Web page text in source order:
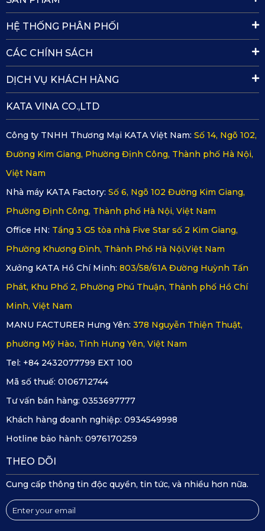
hiệu quả. Thảm Sàn Ô Tô 360 Mercedes GLS 450 4Matic 2024
đáp ứng hoàn hảo nhờ bề mặt chống bám bụi và chống thấm.
Bạn chỉ cần lau nhẹ bằng khăn ẩm hoặc hút bụi là thảm sạch ngay.
Nếu cần vệ sinh sâu, thảm có thể tháo rời dễ dàng mà không cần
dụng cụ phức tạp, giúp tiết kiệm thời gian và giữ nội thất GLS luôn
trong trạng thái mới mẻ, sang trọng.
3. Phản Hồi Từ Chủ Xe Mercedes-Benz
“Tôi chọn thảm KATA vì nó thiết kế chuẩn cho GLS, từng
khe từng mép đều vừa khít. Không khác gì hàng theo xe.”
– Anh Khánh, Thủ Đức
“Thảm lắp xong thấy xe khác hẳn. Nội thất như nâng tầm
một bậc. Quan trọng nhất là dễ vệ sinh.” – Chị Hòa, Hải
4. KATA – Thương Hiệu Phụ Kiện Ô Tô
Hàng Đầu Việt Nam
KATA là thương hiệu tiên phong trong lĩnh vực sản xuất phụ kiện ô
tô tại Việt Nam với dây chuyền sản xuất hiện đại, công nghệ tiên
tiến. Sản phẩm tại KATA được khách hàng đánh giá có chất lượng
vượt trội, đáp ứng được mọi yêu cầu của khách hàng.
HỆ THỐNG PHÂN PHỐI
CÁC CHÍNH SÁCH
DỊCH VỤ KHÁCH HÀNG
KATA VINA CO.,LTD
Công ty TNHH Thương Mại KATA Việt Nam: Số 14, Ngõ 102,
Đường Kim Giang, Phường Định Công, Thành phố Hà Nội,
Việt Nam
Nhà máy KATA Factory: Số 6, Ngõ 102 Đường Kim Giang,
Phường Định Công, Thành phố Hà Nội, Việt Nam
Office HN: Tầng 3 G5 tòa nhà Five Star số 2 Kim Giang,
Phường Khương Đình, Thành Phố Hà Nội,Việt Nam
Xưởng KATA Hồ Chí Minh: 803/58/61A Đường Huỳnh Tấn
Phát, Khu Phố 2, Phường Phú Thuận, Thành phố Hồ Chí
Minh, Việt Nam
MANU FACTURER Hưng Yên: 378 Nguyễn Thiện Thuật,
phường Mỹ Hào, Tỉnh Hưng Yên, Việt Nam
Tel: +84 2432077799 EXT 100
Mã số thuế: 0106712744
Tư vấn bán hàng: 0353697777
Khách hàng doanh nghiệp: 0934549998
Hotline bảo hành: 0976170259
THEO DÕI
Cung cấp thông tin độc quyền, tin tức, và nhiều hơn nữa.